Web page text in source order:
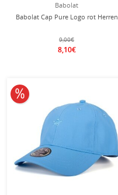
Babolat
Babolat Cap Pure Logo rot Herren
9,00€
8,10€
10% reduziert